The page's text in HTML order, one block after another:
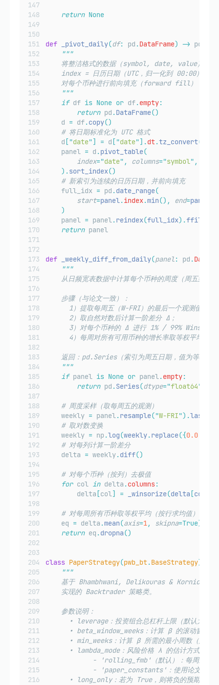
return None
def _pivot_daily(df: pd .DataFrame) -> pd
"""
将整洁格式的数据（symbol, date, value）透视
index = 日历日期（UTC，归一化到 00:00），
对每个币种进行前向填充（forward fill），以对
"""
if df is None or df.empty:
return pd .DataFrame()
    d
= df.copy()
# 将日期标准化为 UTC 格式
    d
["date"] = d ["date"].dt.tz_convert(
    panel
= d .pivot_table(
index="date" , columns="symbol" ,
).sort_index()
# 新索引为连续的日历日期，并前向填充
    full_idx
= pd .date_range(
start=panel.index.min(), end=panel
)
    panel
= panel.reindex(full_idx).ffill
return panel
def _weekly_diff_from_daily(panel: pd .
"""
从日频宽表数据中计算每个币种的周度（周五到周
    步骤（与论文一致）：
      1）提取每周五（W-FRI）的最后一个观测值；
      2）取自然对数后计算一阶差分 Δ；
3）对每个币种的 Δ 进行 1% / 99%
      4）每周对所有可用币种的增长率取等权平均。
返回：pd.Series（索引为周五日期，值为等权平
"""
if panel is None or panel.empty:
return pd .Series(dtype="float64"
# 周度采样（取每周五的观测）
    weekly
= panel.resample("W-FRI").last
# 取对数变换
    weekly
= np .log(weekly.replace({0.0
# 对每列计算一阶差分
    delta
= weekly.diff()
# 对每个币种（按列）去极值
for col in delta .columns:
        delta
[col] = _winsorize(delta [col
# 对每周所有币种取等权平均（按行求均值）
    eq
= delta .mean(axis=1, skipna=True)
return eq .dropna()
class PaperStrategy(pwb_bt.BaseStrategy):
"""
基于 Bhambhwani, Delikouras & Korniotis
    实现的 Backtrader 策略类。
    参数说明：
• leverage：投资组合总杠杆上限（默认为多头
• beta_window_weeks：计算 β 的滚动窗口长
• min_weeks：计算 β 所需的最小周数（默认
• lambda_mode：风险价格 λ 的估计方式，可
- 'rolling_fmb'（默认）：每周五基
- 'paper_constants'：使用论文给出
• long_only：若为 True，则将负的预期收益